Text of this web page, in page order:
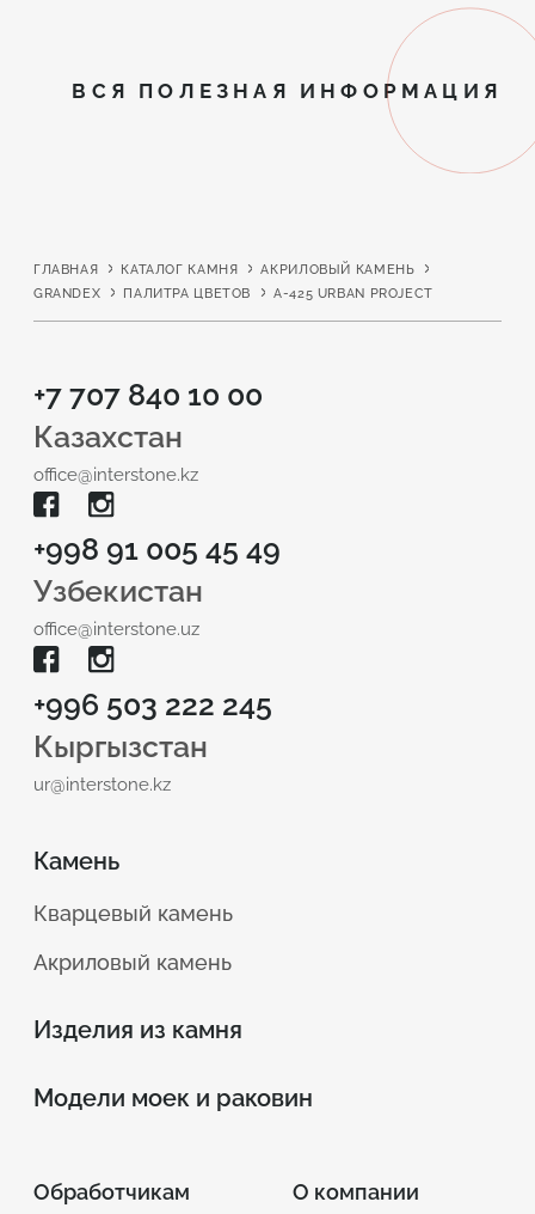
ВСЯ ПОЛЕЗНАЯ ИНФОРМАЦИЯ
ГЛАВНАЯ КАТАЛОГ КАМНЯ
АКРИЛОВЫЙ КАМЕНЬ
GRANDEX
ПАЛИТРА ЦВЕТОВ A-425 URBAN PROJECT
+7 707 840 10 00
Казахстан
office@interstone.kz
+998 91 005 45 49
Узбекистан
office@interstone.uz
+996 503 222 245
Кыргызстан
ur@interstone.kz
Камень
Кварцевый камень
Акриловый камень
Изделия из камня
Модели моек и раковин
Обработчикам О компании